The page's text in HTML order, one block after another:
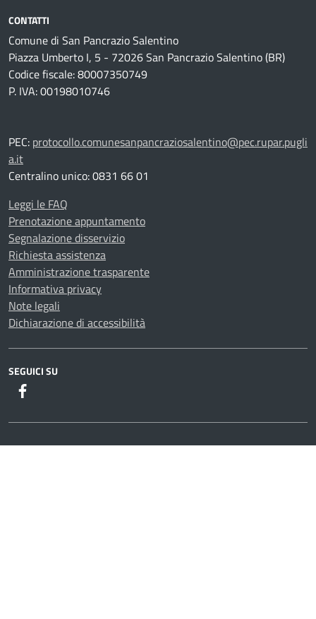
CONTATTI
Comune di San Pancrazio Salentino
Piazza Umberto I, 5 - 72026 San Pancrazio Salentino (BR)
Codice fiscale: 80007350749
P. IVA: 00198010746
PEC: protocollo.comunesanpancraziosalentino@pec.rupar.pugli
a.it
Centralino unico: 0831 66 01
Leggi le FAQ
Prenotazione appuntamento
Segnalazione disservizio
Richiesta assistenza
Amministrazione trasparente
Informativa privacy
Note legali
Dichiarazione di accessibilità
SEGUICI SU